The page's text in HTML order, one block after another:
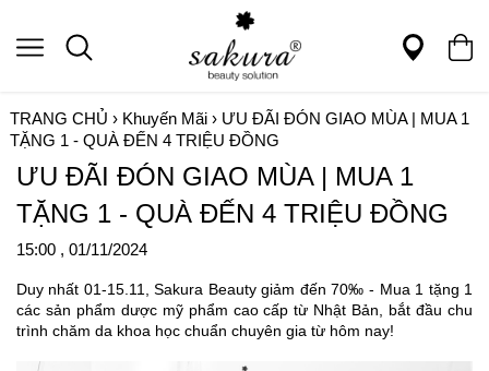
TRANG CHỦ › Khuyến Mãi › ƯU ĐÃI ĐÓN GIAO MÙA | MUA 1
TẶNG 1 - QUÀ ĐẾN 4 TRIỆU ĐỒNG
ƯU ĐÃI ĐÓN GIAO MÙA | MUA 1
TẶNG 1 - QUÀ ĐẾN 4 TRIỆU ĐỒNG
15:00 , 01/11/2024
Duy nhất 01-15.11, Sakura Beauty giảm đến 70‰ - Mua 1 tặng 1
các sản phẩm dược mỹ phẩm cao cấp từ Nhật Bản, bắt đầu chu
trình chăm da khoa học chuẩn chuyên gia từ hôm nay!